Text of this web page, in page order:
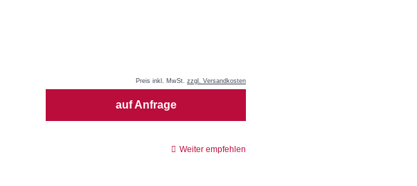
Preis inkl. MwSt. zzgl. Versandkosten
auf Anfrage
Weiter empfehlen